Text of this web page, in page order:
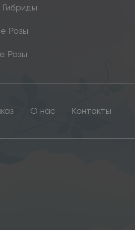
Розы
Розы
О нас Контакты